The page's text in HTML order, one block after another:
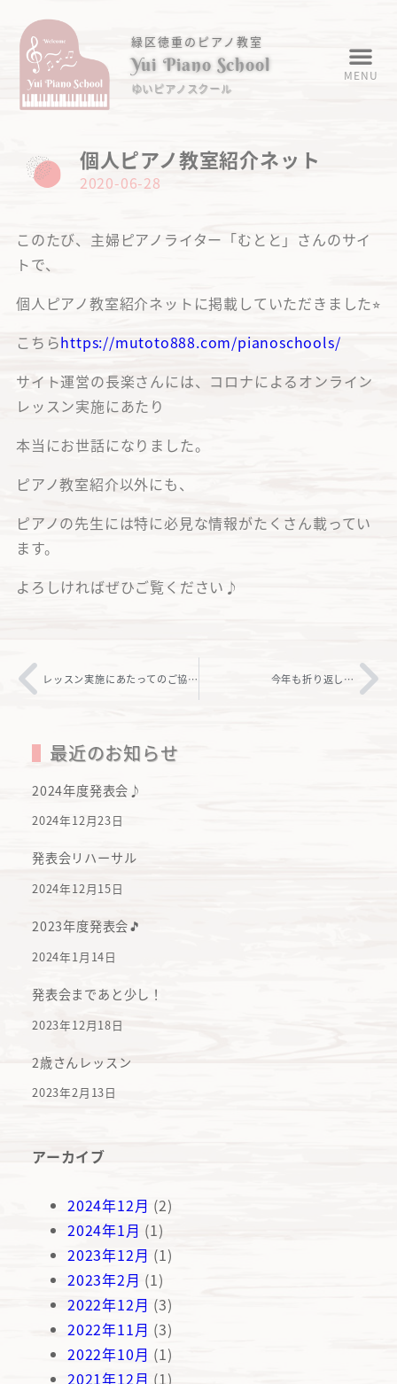
緑区徳重のピアノ教室
Yui Piano School
ゆいピアノスクール
MENU
個人ピアノ教室紹介ネット
2020-06-28
このたび、主婦ピアノライター「むとと」さんのサイ
トで、
個人ピアノ教室紹介ネットに掲載していただきました⭐︎
こちらhttps://mutoto888.com/pianoschools/
サイト運営の長楽さんには、コロナによるオンライン
レッスン実施にあたり
本当にお世話になりました。
ピアノ教室紹介以外にも、
ピアノの先生には特に必見な情報がたくさん載ってい
ます。
よろしければぜひご覧ください♪
レッスン実施にあたってのご協力のお願い 今年も折り返し…
最近のお知らせ
2024年度発表会♪
2024年12月23日
発表会リハーサル
2024年12月15日
2023年度発表会🎵
2024年1月14日
発表会まであと少し！
2023年12月18日
2歳さんレッスン
2023年2月13日
アーカイブ
2024年12月 (2)
2024年1月 (1)
2023年12月 (1)
2023年2月 (1)
2022年12月 (3)
2022年11月 (3)
2022年10月 (1)
2021年12月 (1)